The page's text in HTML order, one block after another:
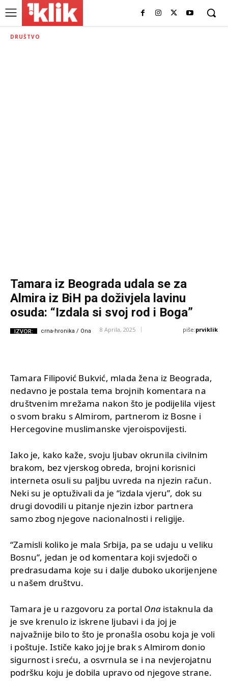
DRUŠTVO
Tamara iz Beograda udala se za
Almira iz BiH pa doživjela lavinu
osuda: “Izdala si svoj rod i Boga”
IZVOR: crna-hronika / Ona 8 Aprila, 2025 piše:prviklik
Tamara Filipović Bukvić, mlada žena iz Beograda,
nedavno je postala tema brojnih komentara na
društvenim mrežama nakon što je podijelila vijest
o svom braku s Almirom, partnerom iz Bosne i
Hercegovine muslimanske vjeroispovijesti.
Iako je, kako kaže, svoju ljubav okrunila civilnim
brakom, bez vjerskog obreda, brojni korisnici
interneta osuli su paljbu uvreda na njezin račun.
Neki su je optuživali da je “izdala vjeru”, dok su
drugi dovodili u pitanje njezin izbor partnera
samo zbog njegove nacionalnosti i religije.
“Zamisli koliko je mala Srbija, pa se udaju u veliku
Bosnu”, jedan je od komentara koji svjedoči o
predrasudama koje su i dalje duboko ukorijenjene
u našem društvu.
Tamara je u razgovoru za portal Ona istaknula da
je sve krenulo iz iskrene ljubavi i da joj je
najvažnije bilo to što je pronašla osobu koja je voli
i poštuje. Ističe kako joj je brak s Almirom donio
sigurnost i sreću, a osvrnula se i na nevjerojatnu
podršku koju je dobila upravo od njegove strane.